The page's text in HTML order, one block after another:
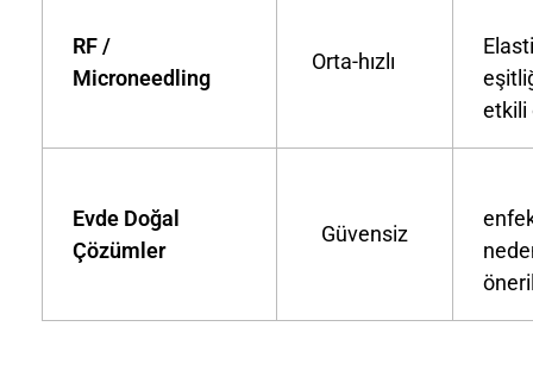
RF /
Microneedling
Orta-hızlı
etkili
Evde Doğal
Çözümler
Güvensiz